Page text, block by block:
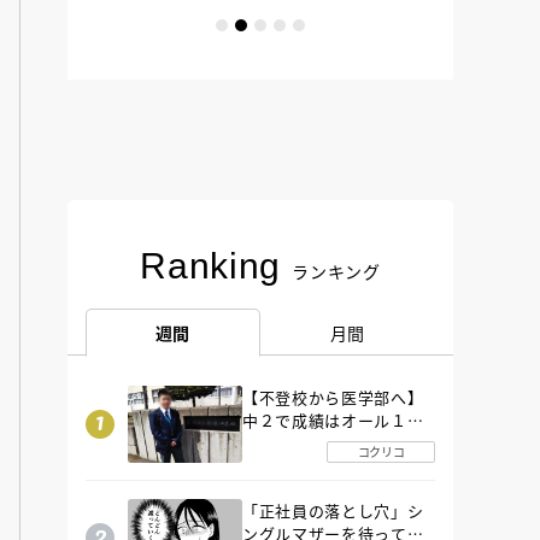
Ranking ランキング
週間 月間
【不登校から医学部へ】
中２で成績はオール１
「昼夜逆転」したわが子
を”夜遊び”に連れ出した
コクリコ
「正社員の落とし穴」シ
ングルマザーを待ってい